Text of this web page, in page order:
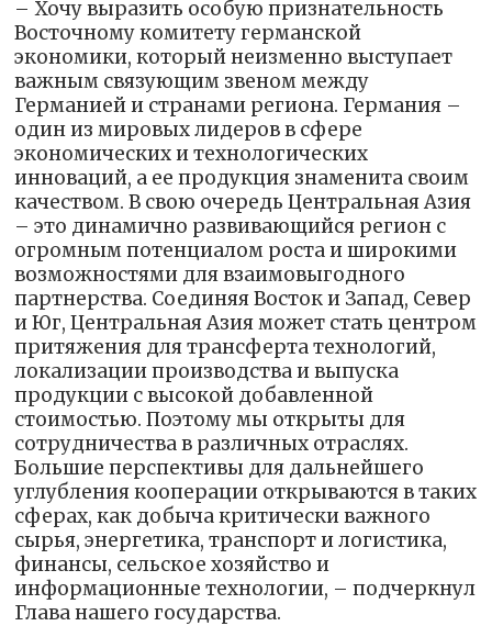
– Хочу выразить особую признательность
Восточному комитету германской
экономики, который неизменно выступает
важным связующим звеном между
Германией и странами региона. Германия –
один из мировых лидеров в сфере
экономических и технологических
инноваций, а ее продукция знаменита своим
качеством. В свою очередь Центральная Азия
– это динамично развивающийся регион с
огромным потенциалом роста и широкими
возможностями для взаимовыгодного
партнерства. Соединяя Восток и Запад, Север
и Юг, Центральная Азия может стать центром
притяжения для трансферта технологий,
локализации производства и выпуска
продукции с высокой добавленной
стоимостью. Поэтому мы открыты для
сотрудничества в различных отраслях.
Большие перспективы для дальнейшего
углубления кооперации открываются в таких
сферах, как добыча критически важного
сырья, энергетика, транспорт и логистика,
финансы, сельское хозяйство и
информационные технологии, – подчеркнул
Глава нашего государства.